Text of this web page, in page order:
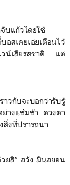
บแก้วโดยใช้
เคยเอ่ยเตือนไว้
วน์เสียรสชาติ แต่
าวกับจะบอกว่ารับรู้
ย่างแช่มช้า ดวงตา
สิ่งที่ปรารถนา
ยสิ” ฮวัง มินฮยอน